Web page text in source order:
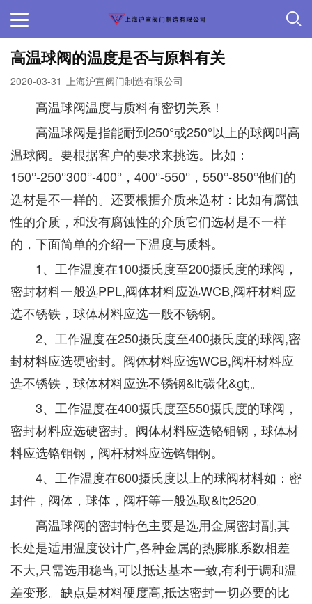
高温球阀的温度是否与原料有关
2020-03-31 上海沪宣阀门制造有限公司
高温球阀温度与质料有密切关系！
高温球阀是指能耐到250°或250°以上的球阀叫高
温球阀。要根据客户的要求来挑选。比如：
150°-250°300°-400°，400°-550°，550°-850°他们的
选材是不一样的。还要根据介质来选材：比如有腐蚀
性的介质，和没有腐蚀性的介质它们选材是不一样
的，下面简单的介绍一下温度与质料。
1、工作温度在100摄氏度至200摄氏度的球阀，
密封材料一般选PPL,阀体材料应选WCB,阀杆材料应
选不锈铁，球体材料应选一般不锈钢。
2、工作温度在250摄氏度至400摄氏度的球阀,密
封材料应选硬密封。阀体材料应选WCB,阀杆材料应
选不锈铁，球体材料应选不锈钢&lt;碳化&gt;。
3、工作温度在400摄氏度至550摄氏度的球阀，
密封材料应选硬密封。阀体材料应选铬钼钢，球体材
料应选铬钼钢，阀杆材料应选铬钼钢。
4、工作温度在600摄氏度以上的球阀材料如：密
封件，阀体，球体，阀杆等一般选取&lt;2520。
高温球阀的密封特色主要是选用金属密封副,其
长处是适用温度设计广,各种金属的热膨胀系数相差
不大,只需选用稳当,可以抵达基本一致,有利于调和温
差变形。缺点是材料硬度高,抵达密封一切必要的比